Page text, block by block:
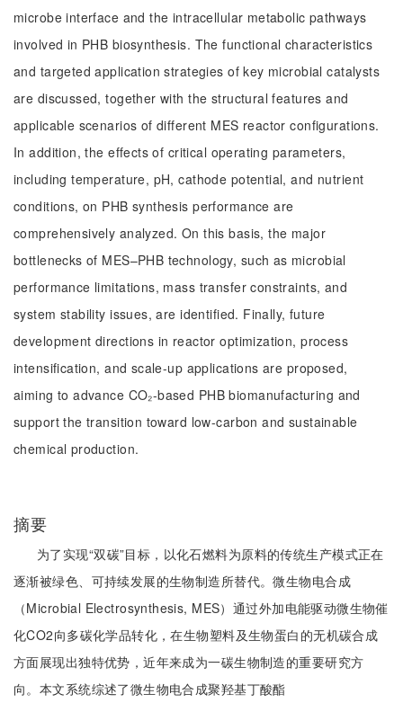
microbe interface and the intracellular metabolic pathways
involved in PHB biosynthesis. The functional characteristics
and targeted application strategies of key microbial catalysts
are discussed, together with the structural features and
applicable scenarios of different MES reactor configurations.
In addition, the effects of critical operating parameters,
including temperature, pH, cathode potential, and nutrient
conditions, on PHB synthesis performance are
comprehensively analyzed. On this basis, the major
bottlenecks of MES–PHB technology, such as microbial
performance limitations, mass transfer constraints, and
system stability issues, are identified. Finally, future
development directions in reactor optimization, process
intensification, and scale-up applications are proposed,
aiming to advance CO₂-based PHB biomanufacturing and
support the transition toward low-carbon and sustainable
chemical production.
摘要
为了实现“双碳”目标，以化石燃料为原料的传统生产模式正在
逐渐被绿色、可持续发展的生物制造所替代。微生物电合成
（Microbial Electrosynthesis, MES）通过外加电能驱动微生物催
化CO2向多碳化学品转化，在生物塑料及生物蛋白的无机碳合成
方面展现出独特优势，近年来成为一碳生物制造的重要研究方
向。本文系统综述了微生物电合成聚羟基丁酸酯